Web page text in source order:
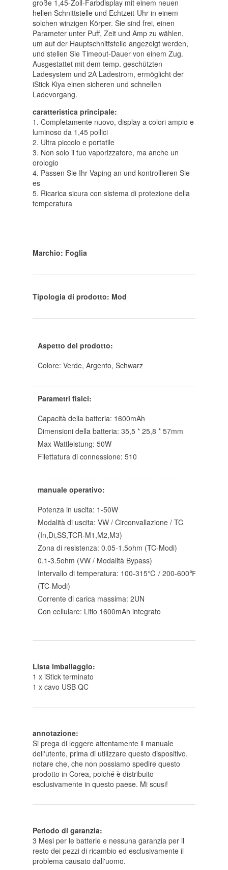
große 1,45-Zoll-Farbdisplay mit einem neuen
hellen Schnittstelle und Echtzeit-Uhr in einem
solchen winzigen Körper. Sie sind frei, einen
Parameter unter Puff, Zeit und Amp zu wählen,
um auf der Hauptschnittstelle angezeigt werden,
und stellen Sie Timeout-Dauer von einem Zug.
Ausgestattet mit dem temp. geschützten
Ladesystem und 2A Ladestrom, ermöglicht der
iStick Kiya einen sicheren und schnellen
Ladevorgang.
caratteristica principale:
1. Completamente nuovo, display a colori ampio e
luminoso da 1,45 pollici
2. Ultra piccolo e portatile
3. Non solo il tuo vaporizzatore, ma anche un
orologio
4. Passen Sie Ihr Vaping an und kontrollieren Sie
es
5. Ricarica sicura con sistema di protezione della
temperatura
Marchio: Foglia
Tipologia di prodotto: Mod
Aspetto del prodotto:
Colore: Verde, Argento, Schwarz
Parametri fisici:
Capacità della batteria: 1600mAh
Dimensioni della batteria: 35,5 * 25,8 * 57mm
Max Wattleistung: 50W
Filettatura di connessione: 510
manuale operativo:
Potenza in uscita: 1-50W
Modalità di uscita: VW / Circonvallazione / TC
(In,Di,SS,TCR-M1,M2,M3)
Zona di resistenza: 0.05-1.5ohm (TC-Modi)
0.1-3.5ohm (VW / Modalità Bypass)
Intervallo di temperatura: 100-315℃ / 200-600℉
(TC-Modi)
Corrente di carica massima: 2UN
Con cellulare: Litio 1600mAh integrato
Lista imballaggio:
1 x iStick terminato
1 x cavo USB QC
annotazione:
Si prega di leggere attentamente il manuale
dell'utente, prima di utilizzare questo dispositivo.
notare che, che non possiamo spedire questo
prodotto in Corea, poiché è distribuito
esclusivamente in questo paese. Mi scusi!
Periodo di garanzia:
3 Mesi per le batterie e nessuna garanzia per il
resto dei pezzi di ricambio ed esclusivamente il
problema causato dall'uomo.